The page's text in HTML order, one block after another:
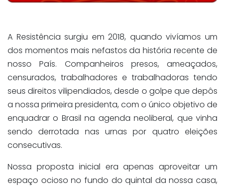
A Resistência surgiu em 2018, quando vivíamos um
dos momentos mais nefastos da história recente de
nosso País. Companheiros presos, ameaçados,
censurados, trabalhadores e trabalhadoras tendo
seus direitos vilipendiados, desde o golpe que depôs
a nossa primeira presidenta, com o único objetivo de
enquadrar o Brasil na agenda neoliberal, que vinha
sendo derrotada nas urnas por quatro eleições
consecutivas.
Nossa proposta inicial era apenas aproveitar um
espaço ocioso no fundo do quintal da nossa casa,